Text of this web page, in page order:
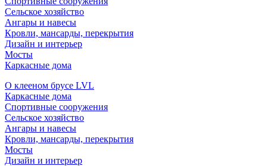
Сельское хозяйство
Ангары и навесы
Кровли, мансарды, перекрытия
Дизайн и интерьер
Мосты
Каркасные дома
О клееном брусе LVL
Каркасные дома
Спортивные сооружения
Сельское хозяйство
Ангары и навесы
Кровли, мансарды, перекрытия
Мосты
Дизайн и интерьер